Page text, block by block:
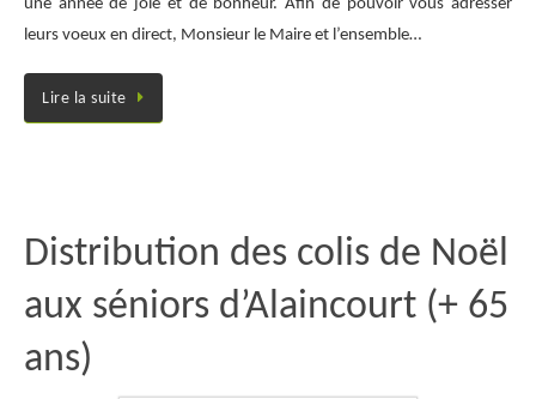
une année de joie et de bonheur. Afin de pouvoir vous adresser
leurs voeux en direct, Monsieur le Maire et l’ensemble…
Lire la suite
Distribution des colis de Noël
aux séniors d’Alaincourt (+ 65
ans)